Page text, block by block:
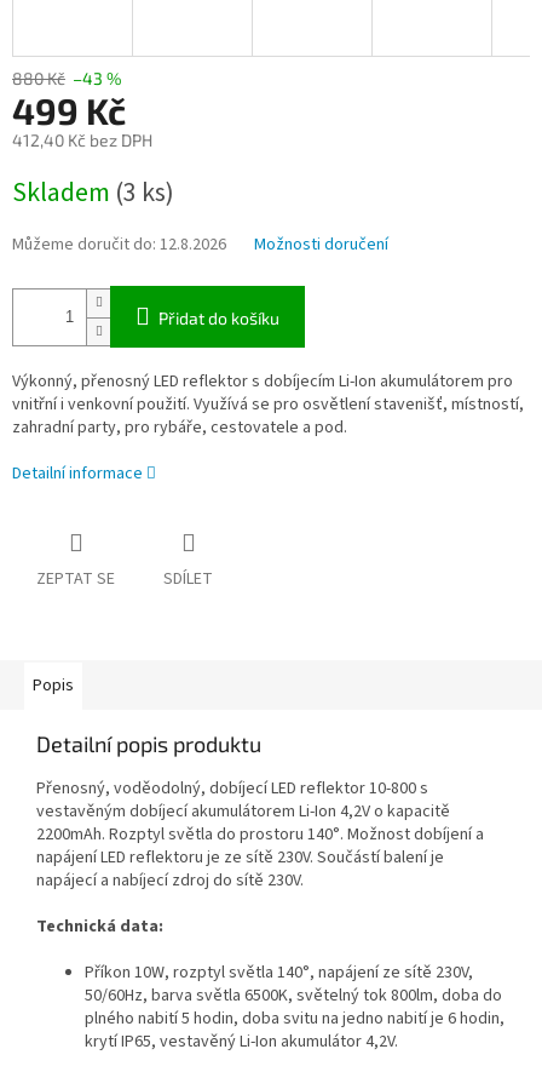
880 Kč –43 %
499 Kč
412,40 Kč bez DPH
cena:
Skladem (3 ks)
Můžeme doručit do: 12.8.2026 Možnosti doručení
Přidat do košíku
Výkonný, přenosný LED reflektor s dobíjecím Li-Ion akumulátorem pro
vnitřní i venkovní použití. Využívá se pro osvětlení stavenišť, místností,
zahradní party, pro rybáře, cestovatele a pod.
Detailní informace
ZEPTAT SE SDÍLET
Popis
Detailní popis produktu
Přenosný, voděodolný, dobíjecí LED reflektor 10-800 s
vestavěným dobíjecí akumulátorem Li-Ion 4,2V o kapacitě
2200mAh. Rozptyl světla do prostoru 140°. Možnost dobíjení a
napájení LED reflektoru je ze sítě 230V. Součástí balení je
napájecí a nabíjecí zdroj do sítě 230V.
Technická data:
Příkon 10W, rozptyl světla 140°, napájení ze sítě 230V,
50/60Hz, barva světla 6500K, světelný tok 800lm, doba do
plného nabití 5 hodin, doba svitu na jedno nabití je 6 hodin,
krytí IP65, vestavěný Li-Ion akumulátor 4,2V.